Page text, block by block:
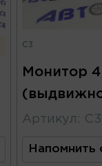
C3
Монитор
Артикул :
Напомнить